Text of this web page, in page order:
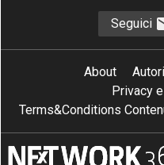
Smart FacilitySeguici
About Autori
Privacy
Terms&Conditions